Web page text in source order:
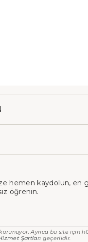
hemen kaydolun, en
öğrenin.
Ayrıca bu site için
Şartları geçerlidir.